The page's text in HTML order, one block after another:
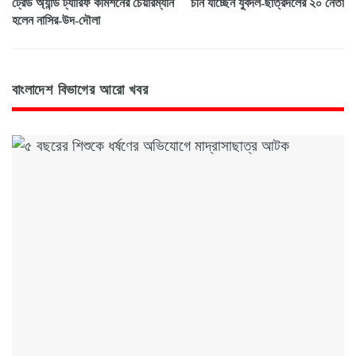
ট্রেড অ্যান্ড ট্যারিফ কমিশনের চেয়ারম্যান
হলেন নাসির-উদ-দৌলা
চীন যাচ্ছেন যুবদল-ছাত্রদলের ২০ নেতা
বাংলাদেশ বিভাগের আরো খবর